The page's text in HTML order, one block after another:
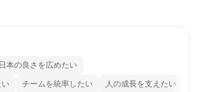
日本の良さを広めたい
い チームを統率したい 人の成長を支えたい